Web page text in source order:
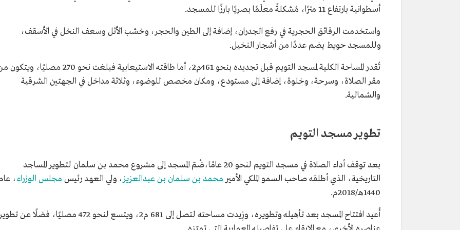
أسطوانية بارتفاع 11 مترًا، مُشكلةً معلَمًا بصريًا بارزًا للمسجد.
واستخدمت الرقائق الحجرية في رفع الجدران، إضافة إلى الطين والحجر، وخشب الأثل وسعف النخل في الأسقف،
وللمسجد حويط يضم عددًا من أشجار النخيل.
تُقدر المساحة الكلية لمسجد التويم قبل تجديده بنحو 461م2، أما طاقته الاستيعابية فبلغت نحو 270 مصليًا،
مقر الصلاة، وسرحة، وخلوة، إضافة إلى مستودع، ومكان مخصص للوضوء، وثلاثة مداخل في الجهتين الشرقية
والشمالية.
تطوير مسجد التويم
بعد توقف أداء الصلاة في مسجد التويم لنحو 20 عامًا،ضُمّ المسجد إلى مشروع محمد بن سلمان لتطوير المساجد
التاريخية، الذي أطلقه صاحب السمو الملكي الأمير محمد بن سلمان بن عبدالعزيز، ولي العهد رئيس مجلس الوزراء،
1440هـ/2018م.
أُعيد افتتاح المسجد بعد تأهيله وتطويره، وزِيدت مساحته لتصل إلى 681 م2، ويتسع لنحو 472 مصليًا، فضلًا عن تطوير